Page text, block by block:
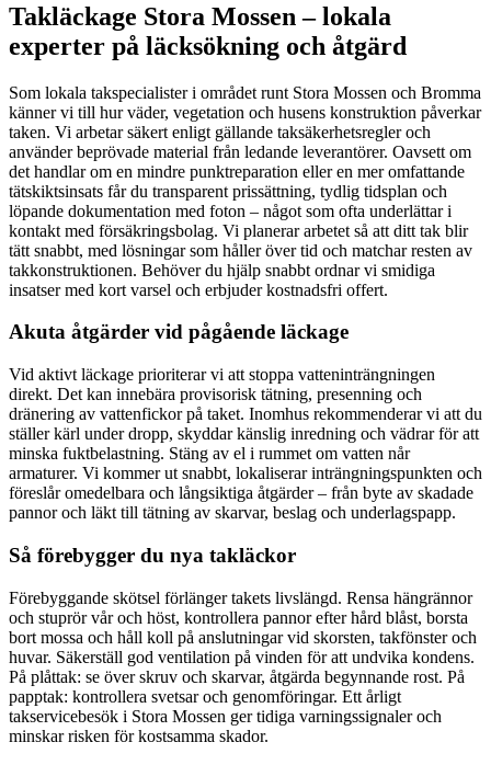
Takläckage Stora Mossen – lokala
experter på läcksökning och åtgärd
Som lokala takspecialister i området runt Stora Mossen och Bromma
känner vi till hur väder, vegetation och husens konstruktion påverkar
taken. Vi arbetar säkert enligt gällande taksäkerhetsregler och
använder beprövade material från ledande leverantörer. Oavsett om
det handlar om en mindre punktreparation eller en mer omfattande
tätskiktsinsats får du transparent prissättning, tydlig tidsplan och
löpande dokumentation med foton – något som ofta underlättar i
kontakt med försäkringsbolag. Vi planerar arbetet så att ditt tak blir
tätt snabbt, med lösningar som håller över tid och matchar resten av
takkonstruktionen. Behöver du hjälp snabbt ordnar vi smidiga
insatser med kort varsel och erbjuder kostnadsfri offert.
Akuta åtgärder vid pågående läckage
Vid aktivt läckage prioriterar vi att stoppa vatteninträngningen
direkt. Det kan innebära provisorisk tätning, presenning och
dränering av vattenfickor på taket. Inomhus rekommenderar vi att du
ställer kärl under dropp, skyddar känslig inredning och vädrar för att
minska fuktbelastning. Stäng av el i rummet om vatten når
armaturer. Vi kommer ut snabbt, lokaliserar inträngningspunkten och
föreslår omedelbara och långsiktiga åtgärder – från byte av skadade
pannor och läkt till tätning av skarvar, beslag och underlagspapp.
Så förebygger du nya takläckor
Förebyggande skötsel förlänger takets livslängd. Rensa hängrännor
och stuprör vår och höst, kontrollera pannor efter hård blåst, borsta
bort mossa och håll koll på anslutningar vid skorsten, takfönster och
huvar. Säkerställ god ventilation på vinden för att undvika kondens.
På plåttak: se över skruv och skarvar, åtgärda begynnande rost. På
papptak: kontrollera svetsar och genomföringar. Ett årligt
takservicebesök i Stora Mossen ger tidiga varningssignaler och
minskar risken för kostsamma skador.